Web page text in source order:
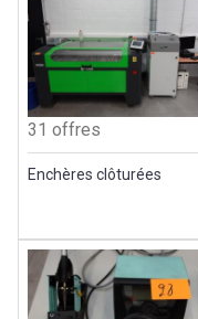
31 offres
Enchères clôturées